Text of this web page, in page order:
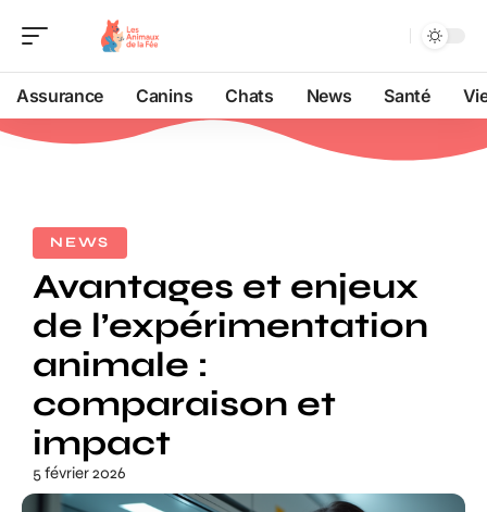
Assurance Canins Chats News Santé
NEWS
Avantages et enjeux
de l’expérimentation
animale :
comparaison et
impact
5 février 2026